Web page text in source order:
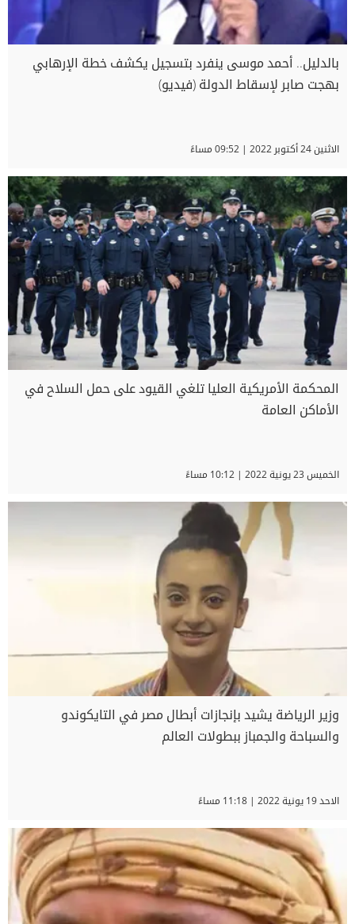
بالدليل.. أحمد موسى ينفرد بتسجيل يكشف خطة الإرهابي
بهجت صابر لإسقاط الدولة (فيديو)
الاثنين 24 أكتوبر 2022 | 09:52 مساءً
المحكمة الأمريكية العليا تلغي القيود على حمل السلاح في
الأماكن العامة
الخميس 23 يونية 2022 | 10:12 مساءً
وزير الرياضة يشيد بإنجازات أبطال مصر في التايكوندو
والسباحة والجمباز ببطولات العالم
الاحد 19 يونية 2022 | 11:18 مساءً